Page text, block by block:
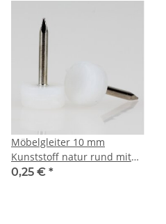
Möbelgleiter 10 mm
Kunststoff natur rund mit
Nagel – Bodenschoner
0,25 € *